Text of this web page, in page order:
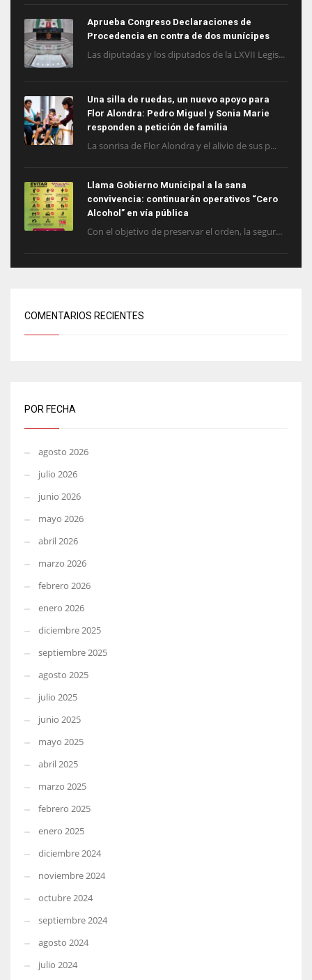
Aprueba Congreso Declaraciones de
Procedencia en contra de dos munícipes
Las diputadas y los diputados de la LXVII Legis...
Una silla de ruedas, un nuevo apoyo para
Flor Alondra: Pedro Miguel y Sonia Marie
responden a petición de familia
La sonrisa de Flor Alondra y el alivio de sus p...
Llama Gobierno Municipal a la sana
convivencia: continuarán operativos “Cero
Alcohol” en vía pública
Con el objetivo de preservar el orden, la segur...
COMENTARIOS RECIENTES
POR FECHA
agosto 2026
julio 2026
junio 2026
mayo 2026
abril 2026
marzo 2026
febrero 2026
enero 2026
diciembre 2025
septiembre 2025
agosto 2025
julio 2025
junio 2025
mayo 2025
abril 2025
marzo 2025
febrero 2025
enero 2025
diciembre 2024
noviembre 2024
octubre 2024
septiembre 2024
agosto 2024
julio 2024